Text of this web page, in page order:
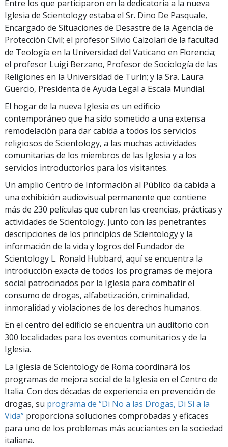
Entre los que participaron en la dedicatoria a la nueva
Iglesia de Scientology estaba el Sr. Dino De Pasquale,
Encargado de Situaciones de Desastre de la Agencia de
Protección Civil; el profesor Silvio Calzolari de la facultad
de Teología en la Universidad del Vaticano en Florencia;
el profesor Luigi Berzano, Profesor de Sociología de las
Religiones en la Universidad de Turín; y la Sra. Laura
Guercio, Presidenta de Ayuda Legal a Escala Mundial.
El hogar de la nueva Iglesia es un edificio
contemporáneo que ha sido sometido a una extensa
remodelación para dar cabida a todos los servicios
religiosos de Scientology, a las muchas actividades
comunitarias de los miembros de las Iglesia y a los
servicios introductorios para los visitantes.
Un amplio Centro de Información al Público da cabida a
una exhibición audiovisual permanente que contiene
más de 230 películas que cubren las creencias, prácticas y
actividades de Scientology. Junto con las penetrantes
descripciones de los principios de Scientology y la
información de la vida y logros del Fundador de
Scientology L. Ronald Hubbard, aquí se encuentra la
introducción exacta de todos los programas de mejora
social patrocinados por la Iglesia para combatir el
consumo de drogas, alfabetización, criminalidad,
inmoralidad y violaciones de los derechos humanos.
En el centro del edificio se encuentra un auditorio con
300 localidades para los eventos comunitarios y de la
Iglesia.
La Iglesia de Scientology de Roma coordinará los
programas de mejora social de la Iglesia en el Centro de
Italia. Con dos décadas de experiencia en prevención de
drogas, su programa de “Di No a las Drogas, Di Sí a la
Vida” proporciona soluciones comprobadas y eficaces
para uno de los problemas más acuciantes en la sociedad
italiana.